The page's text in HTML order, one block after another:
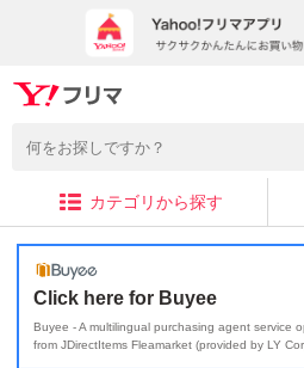
カテゴリから探す
Click here for Buyee
Buyee - A multilingual purchasing agent service
from JDirectItems Fleamarket (provided by LY